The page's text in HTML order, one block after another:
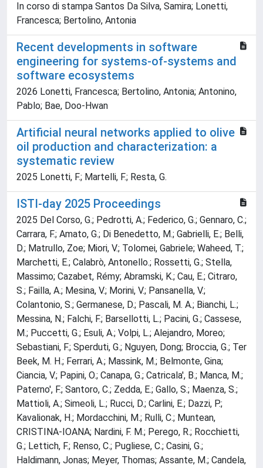
In corso di stampa Santos Da Silva, Samira; Lonetti,
Francesca; Bertolino, Antonia
Recent developments in software
engineering for systems-of-systems and
software ecosystems
2026 Lonetti, Francesca; Bertolino, Antonia; Antonino,
Pablo; Bae, Doo-Hwan
Artificial neural networks applied to olive
oil production and characterization: a
systematic review
2025 Lonetti, F.; Martelli, F.; Resta, G.
ISTI-day 2025 Proceedings
2025 Del Corso, G.; Pedrotti, A.; Federico, G.; Gennaro, C.;
Carrara, F.; Amato, G.; Di Benedetto, M.; Gabrielli, E.; Belli,
D.; Matrullo, Zoe; Miori, V.; Tolomei, Gabriele; Waheed, T.;
Marchetti, E.; Calabrò, Antonello.; Rossetti, G.; Stella,
Massimo; Cazabet, Rémy; Abramski, K.; Cau, E.; Citraro,
S.; Failla, A.; Mesina, V.; Morini, V.; Pansanella, V.;
Colantonio, S.; Germanese, D.; Pascali, M. A.; Bianchi, L.;
Messina, N.; Falchi, F.; Barsellotti, L.; Pacini, G.; Cassese,
M.; Puccetti, G.; Esuli, A.; Volpi, L.; Alejandro, Moreo;
Sebastiani, F.; Sperduti, G.; Nguyen, Dong; Broccia, G.; Ter
Beek, M. H.; Ferrari, A.; Massink, M.; Belmonte, Gina;
Ciancia, V.; Papini, O.; Canapa, G.; Catricala', B.; Manca, M.;
Paterno', F.; Santoro, C.; Zedda, E.; Gallo, S.; Maenza, S.;
Mattioli, A.; Simeoli, L.; Rucci, D.; Carlini, E.; Dazzi, P.;
Kavalionak, H.; Mordacchini, M.; Rulli, C.; Muntean,
CRISTINA-IOANA; Nardini, F. M.; Perego, R.; Rocchietti,
G.; Lettich, F.; Renso, C.; Pugliese, C.; Casini, G.;
Haldimann, Jonas; Meyer, Thomas; Assante, M.; Candela,